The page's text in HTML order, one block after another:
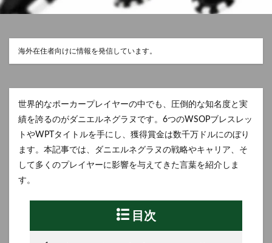
海外在住者向けに情報を発信しています。
世界的なポーカープレイヤーの中でも、圧倒的な知名度と実
績を誇るのがダニエルネグラヌです。6つのWSOPブレスレッ
トやWPTタイトルを手にし、獲得賞金は数千万ドルにのぼり
ます。本記事では、ダニエルネグラヌの戦略やキャリア、そ
して多くのプレイヤーに影響を与えてきた言葉を紹介しま
す。
目次